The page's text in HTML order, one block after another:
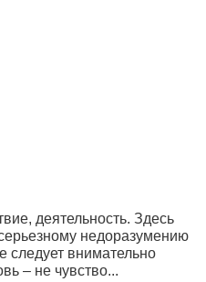
деятельность. Здесь
недоразумению
следует внимательно
– не чувство...